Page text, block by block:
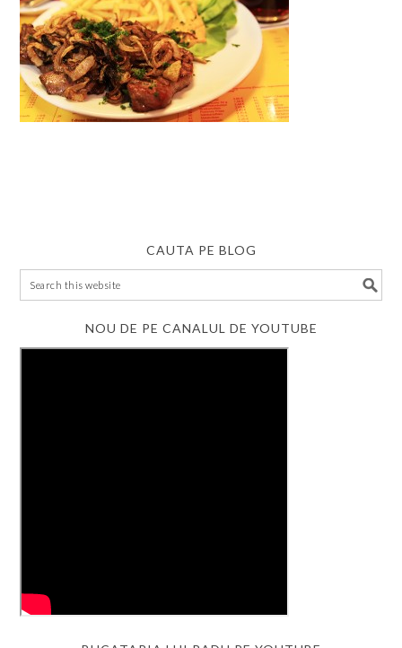
CAUTA PE BLOG
NOU DE PE CANALUL DE YOUTUBE